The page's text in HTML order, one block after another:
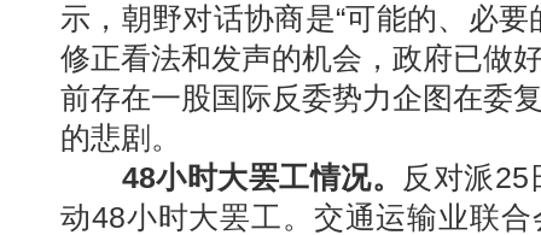
示，朝野对话协商是“可能的、必
修正看法和发声的机会，政府已做
前存在一股国际反委势力企图在委
的悲剧。
48小时大罢工情况。 反对派25
动48小时大罢工。交通运输业联